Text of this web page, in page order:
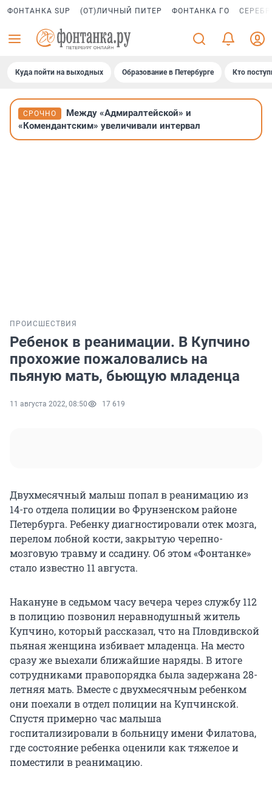
ФОНТАНКА SUP (ОТ)ЛИЧНЫЙ ПИТЕР ФОНТАНКА ГО
Куда пойти на выходных Образование в Петербурге Кто
СРОЧНО
Между «Адмиралтейской» и
«Комендантским» увеличивали интервал
ПРОИСШЕСТВИЯ
Ребенок в реанимации. В Купчино
прохожие пожаловались на
пьяную мать, бьющую младенца
11 августа 2022, 08:50 17 619
Двухмесячный малыш попал в реанимацию из
14-го отдела полиции во Фрунзенском районе
Петербурга. Ребенку диагностировали отек мозга,
перелом лобной кости, закрытую черепно-
мозговую травму и ссадину. Об этом «Фонтанке»
стало известно 11 августа.
Накануне в седьмом часу вечера через службу 112
в полицию позвонил неравнодушный житель
Купчино, который рассказал, что на Пловдивской
пьяная женщина избивает младенца. На место
сразу же выехали ближайшие наряды. В итоге
сотрудниками правопорядка была задержана 28-
летняя мать. Вместе с двухмесячным ребенком
они поехали в отдел полиции на Купчинской.
Спустя примерно час малыша
госпитализировали в больницу имени Филатова,
где состояние ребенка оценили как тяжелое и
поместили в реанимацию.